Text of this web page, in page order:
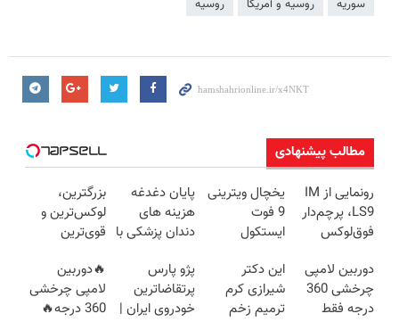
سوریه روسیه و آمریکا روسیه
مطالب پیشنهادی
رونمایی از IM
LS9، پرچم‌دار
فوق‌لوکس
ایران شد
یخچال ویترینی
9 فوت
ایستکول
پایان دغدغه
هزینه های
دندان پزشکی با
کننده خانگی
بزرگترین،
لوکس‌ترین و
قوی‌ترین
EREV در در
ایران رونمایی
شد
دوربین لامپی
چرخشی 360
درجه فقط
این دکتر
شیرازی کرم
ترمیم زخم
پژو پارس
پرتقاضاترین
خودروی ایران |
🔥دوربین
لامپی چرخشی
360 درجه🔥